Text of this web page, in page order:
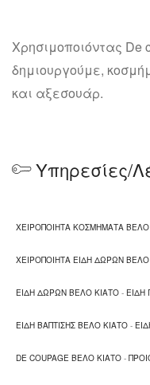
Χρησιμοποιόντας De
δημιουργούμε,
και αξεσουάρ.
Υπηρεσίες/
ΧΕΙΡΟΠΟΙΗΤΑ ΚΟΣΜΗΜΑΤΑ ΒΕΛΟ
ΧΕΙΡΟΠΟΙΗΤΑ ΕΙΔΗ ΔΩΡΩΝ ΒΕΛΟ
ΕΙΔΗ ΔΩΡΩΝ ΒΕΛΟ ΚΙΑΤΟ - ΕΙΔΗ
ΕΙΔΗ ΒΑΠΤΙΣΗΣ ΒΕΛΟ ΚΙΑΤΟ -
DE COUPAGE ΒΕΛΟ ΚΙΑΤΟ -